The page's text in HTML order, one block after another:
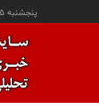
پنجشنبه ۱۵ مرداد ۱۴۰۵